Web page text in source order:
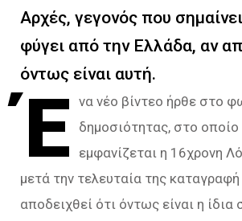
Αρχές, γεγονός που
φύγει από την Ελλάδα, αν
όντως είναι αυτή.
Έ
να νέο βίντεο ήρθε στο
δημοσιότητας, στο οποίο
εμφανίζεται η 16χρονη
μετά την τελευταία της
αποδειχθεί ότι όντως είναι η ίδια